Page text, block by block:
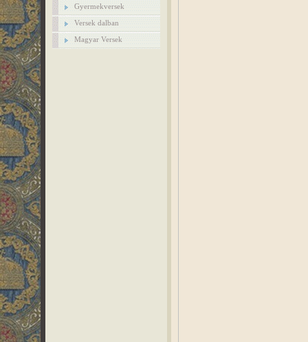
Gyermekversek
Versek dalban
Magyar Versek